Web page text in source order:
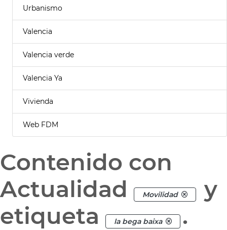
Urbanismo
Valencia
Valencia verde
Valencia Ya
Vivienda
Web FDM
Contenido con
Actualidad
Movilidad
y
etiqueta
la bega baixa .